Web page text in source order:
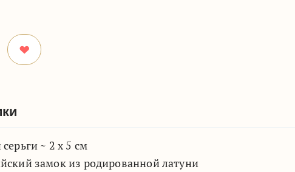
~ 2 х 5 см
замок из родированной латуни